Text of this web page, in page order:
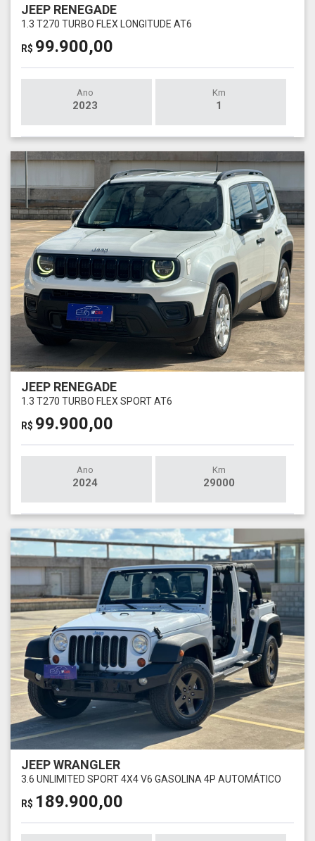
JEEP RENEGADE
1.3 T270 TURBO FLEX LONGITUDE AT6
R$ 99.900,00
Ano
2023
Km
1
JEEP RENEGADE
1.3 T270 TURBO FLEX SPORT AT6
R$ 99.900,00
Ano
2024
Km
29000
JEEP WRANGLER
3.6 UNLIMITED SPORT 4X4 V6 GASOLINA 4P AUTOMÁTICO
R$ 189.900,00